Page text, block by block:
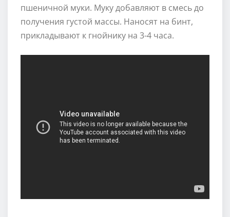
пшеничной муки. Муку добавляют в смесь до
получения густой массы. Наносят на бинт,
прикладывают к гнойнику на 3-4 часа.